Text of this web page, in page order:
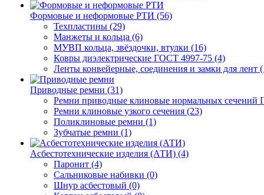
Формовые и неформовые РТИ (56)
Техпластины (29)
Манжеты и кольца (6)
МУВП кольца, звёздочки, втулки (16)
Ковры диэлектрические ГОСТ 4997-75 (4)
Ленты конвейерные, соединения и замки для лент
Приводные ремни (31)
Ремни приводные клиновые нормальных сечений
Ремни клиновые узкого сечения (23)
Поликлиновые ремни (1)
Зубчатые ремни (1)
Асбестотехнические изделия (АТИ) (4)
Паронит (4)
Сальниковые набивки (0)
Шнур асбестовый (0)